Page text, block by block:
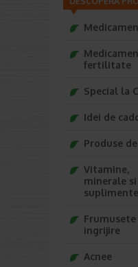
fertilitate
Special la
Idei de
Produse
Vitamine,
minerale si
suplimente
Frumusete
ingrijire
Acnee